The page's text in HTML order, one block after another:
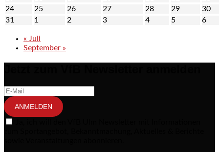
24
25 26 27 28 29
30
31
1 2 3 4 5 6
« Juli
September »
ANMELDEN